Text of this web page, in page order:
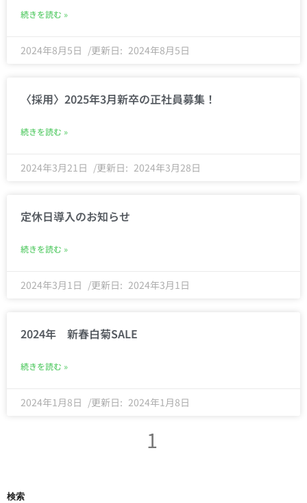
続きを読む »
2024年8月5日 2024年8月5日
〈採用〉2025年3月新卒の正社員募集！
続きを読む »
2024年3月21日 2024年3月28日
定休日導入のお知らせ
続きを読む »
2024年3月1日 2024年3月1日
2024年 新春白菊SALE
続きを読む »
2024年1月8日 2024年1月8日
1
検索